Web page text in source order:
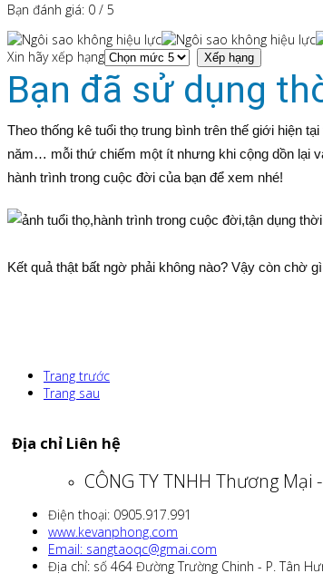
Bạn đánh giá: 0 / 5
Xin hãy xếp hạng
Bạn đã sử dụng
Theo thống kê tuổi thọ trung bình trên thế giới hiện
năm… mỗi thứ chiếm một ít nhưng khi cộng dồn lại
hành trình trong cuộc đời của bạn để xem nhé!
Kết quả thật bất ngờ phải không nào? Vậy còn chờ
Trang trước
Trang sau
Địa chỉ Liên hệ
CÔNG TY TNHH Thương
Điện thoại: 0905.917.991
www.kevanphong.com
Email: sangtaoqc@gmai.com
Địa chỉ: số 464 Đường Trường Chinh - P. Tân